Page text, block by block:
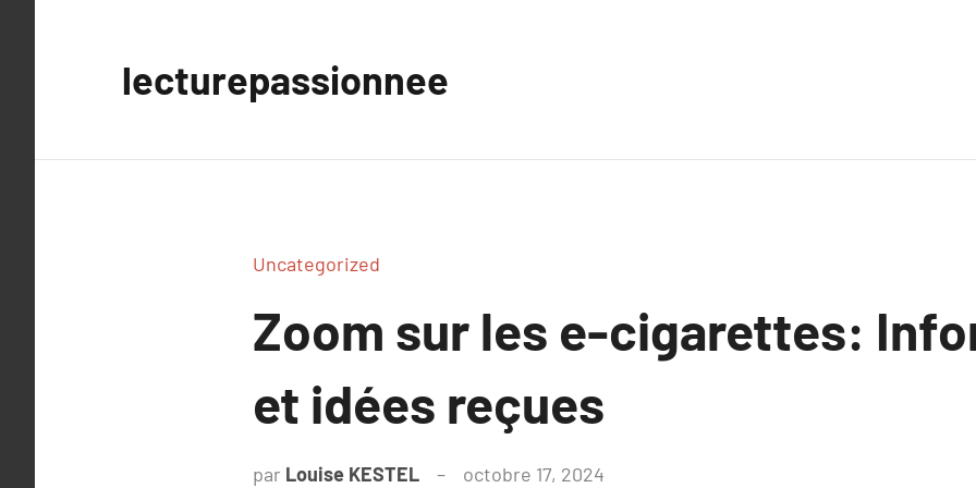
lecturepassionnee
Uncategorized
Zoom sur les e-cigarettes:
et idées reçues
par Louise KESTEL octobre 17, 2024